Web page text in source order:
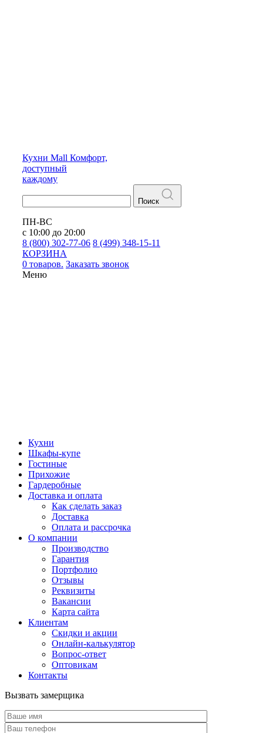
Кухни Mall Комфорт,
доступный
каждому
Поиск
ПН-ВС
с 10:00 до 20:00
8 (800) 302-77-06 8 (499) 348-15-11
КОРЗИНА
0 товаров. Заказать звонок
Меню
Кухни
Шкафы-купе
Гостиные
Прихожие
Гардеробные
Доставка и оплата
Как сделать заказ
Доставка
Оплата и рассрочка
О компании
Производство
Гарантия
Портфолио
Отзывы
Реквизиты
Вакансии
Карта сайта
Клиентам
Скидки и акции
Онлайн-калькулятор
Вопрос-ответ
Оптовикам
Контакты
Вызвать замерщика